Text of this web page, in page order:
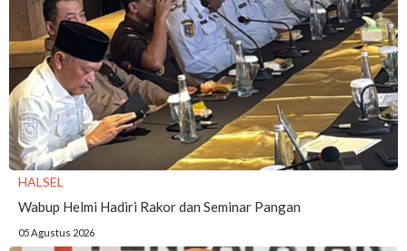
HALSEL
Wabup Helmi Hadiri Rakor dan Seminar Pangan
05 Agustus 2026